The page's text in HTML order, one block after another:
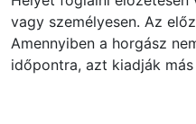
vagy személyesen. Az
Amennyiben a horgász
időpontra, azt kiadják